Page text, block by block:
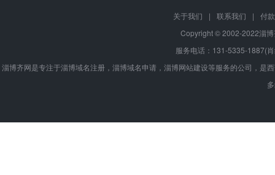
关于我们 | 联系我们 |
付
Copyright © 2002-2022淄
服务电话：131-5335-
淄博齐网是专注于淄博域名注册，淄博域名申请，淄博网站建设等服务的公司，